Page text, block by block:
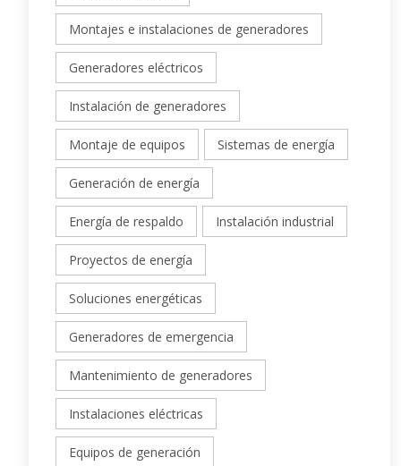
Montajes e instalaciones de generadores
Generadores eléctricos
Instalación de generadores
Montaje de equipos Sistemas de energía
Generación de energía
Energía de respaldo Instalación industrial
Proyectos de energía
Soluciones energéticas
Generadores de emergencia
Mantenimiento de generadores
Instalaciones eléctricas
Equipos de generación